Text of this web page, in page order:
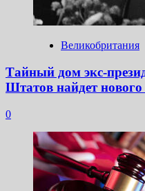
Великобритания
Тайный дом экс-
Штатов найдет нового
0